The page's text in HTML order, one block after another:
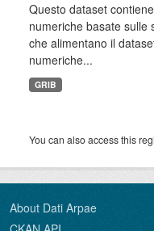
Questo dataset
numeriche basate sulle
che alimentano il
numeriche...
GRIB
You can also access this
About Dati Arpae